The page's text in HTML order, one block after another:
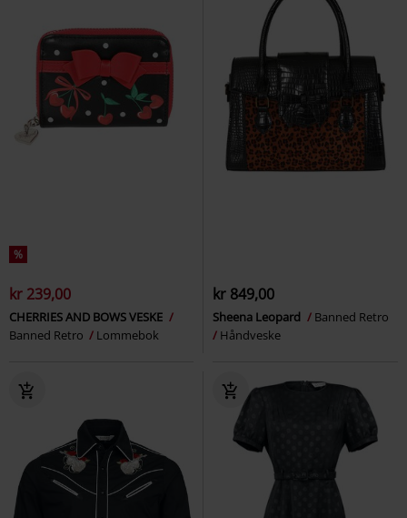
%
kr 239,00
CHERRIES AND BOWS VESKE
Banned Retro
Lommebok
kr 849,00
Sheena Leopard
Banned Retro
Håndveske